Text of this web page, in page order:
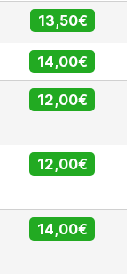
13,50€
14,00€
12,00€
12,00€
14,00€